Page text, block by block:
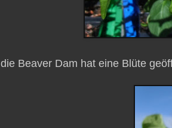
Beaver Dam hat eine Blüte